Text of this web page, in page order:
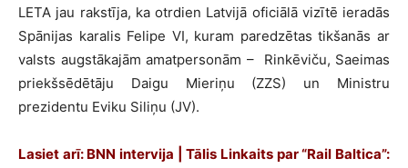
LETA jau rakstīja, ka otrdien Latvijā oficiālā vizītē ieradās
Spānijas karalis Felipe VI, kuram paredzētas tikšanās ar
valsts augstākajām amatpersonām – Rinkēviču, Saeimas
priekšsēdētāju Daigu Mieriņu (ZZS) un Ministru
prezidentu Eviku Siliņu (JV).
Lasiet arī: BNN intervija | Tālis Linkaits par “Rail Baltica”: